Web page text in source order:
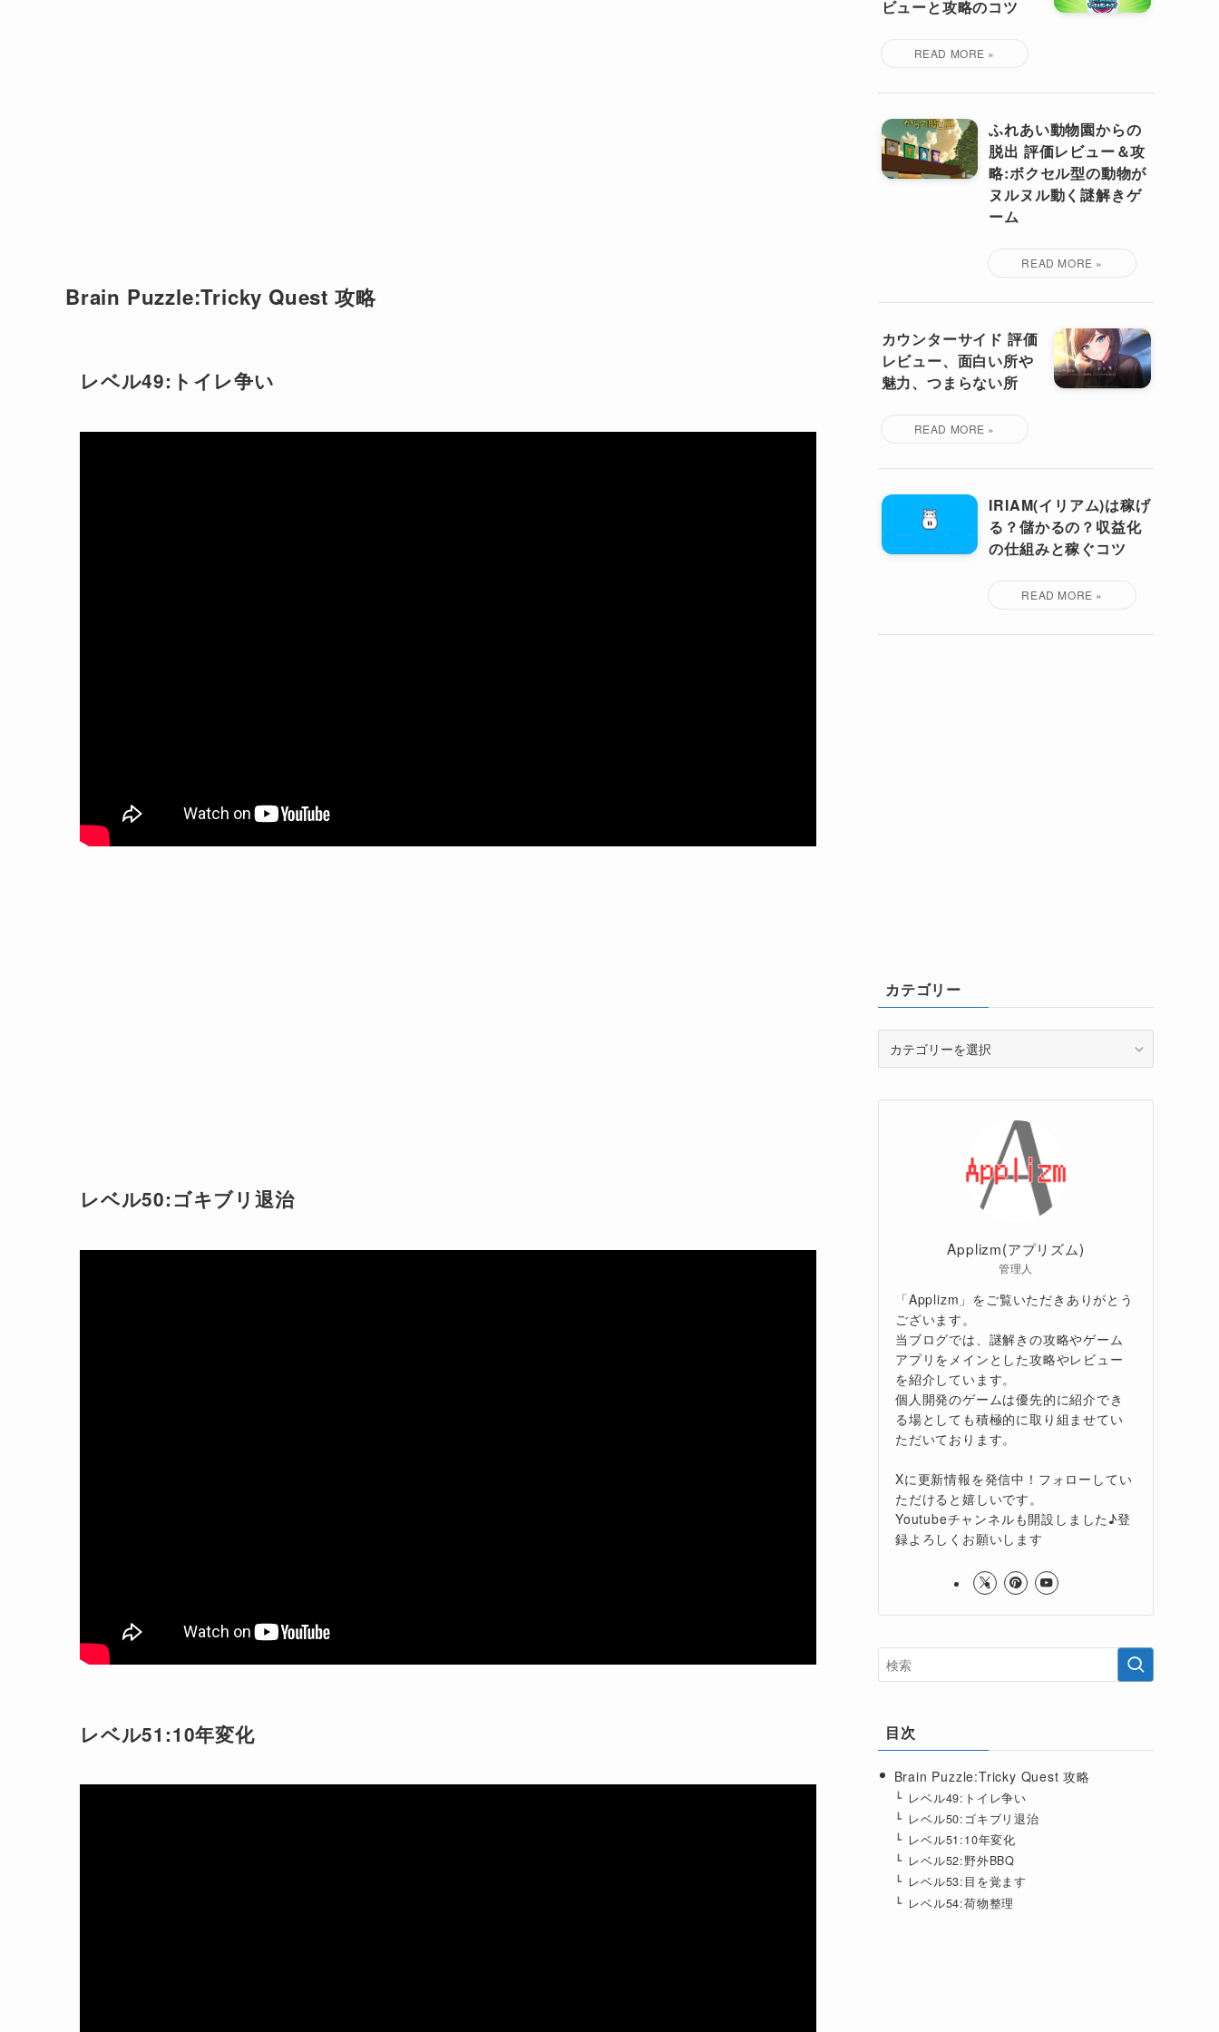
Brain Puzzle:Tricky Quest 攻略
レベル49:トイレ争い
レベル50:ゴキブリ退治
レベル51:10年変化
ビューと攻略のコツ
ふれあい動物園からの
脱出 評価レビュー＆攻
略:ボクセル型の動物が
ヌルヌル動く謎解きゲ
ーム
カウンターサイド 評価
レビュー、面白い所や
魅力、つまらない所
IRIAM(イリアム)は稼げ
る？儲かるの？収益化
の仕組みと稼ぐコツ
カテゴリー
リ
Applizm(アプリズム)
管理人
「Applizm」をご覧いただきありがとう
ございます。
当ブログでは、謎解きの攻略やゲーム
アプリをメインとした攻略やレビュー
を紹介しています。
個人開発のゲームは優先的に紹介でき
る場としても積極的に取り組ませてい
ただいております。
Xに更新情報を発信中！フォローしてい
ただけると嬉しいです。
Youtubeチャンネルも開設しました♪登
録よろしくお願いします
目次
Brain Puzzle:Tricky Quest 攻略
レベル49:トイレ争い
レベル50:ゴキブリ退治
レベル51:10年変化
レベル52:野外BBQ
レベル53:目を覚ます
レベル54:荷物整理